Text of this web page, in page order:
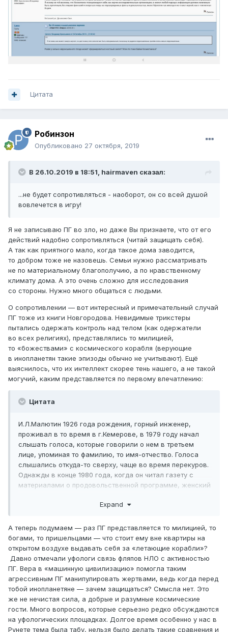
Цитата
Робинзон
Опубликовано 27 октября, 2019
В 26.10.2019 в 18:51, hairmaven сказал:
...не будет сопротивляться - наоборот, он со всей душой
вовлечется в игру!
Я не записываю ПГ во зло, но даже Вы признаете, что от его
действий надобно сопротивляться (читай защищать себя).
А так как приятного мало, когда такое дома заводится,
то добром тоже не назовешь. Семьи нужно рассматривать
не по материальному благополучию, а по нравственному
климату дома. А это очень сложно для исследования
со стороны. Нужно много общаться с людьми.
О сопротивлении — вот интересный и примечательный случай
ПГ тоже из книги Новгородова. Невидимые трикстеры
пытались одержать контроль над телом (как одержатели
во всех религиях), представлялись то милицией,
то «божествами» с космического корабля (верующие
в инопланетян такие эпизоды обычно не учитывают). Ещё
выяснилось, что их интеллект скорее тень нашего, а не такой
могучий, каким представляется по первому впечатлению:
Цитата
И.Л.Малютин 1926 года рождения, горный инженер,
проживал в то время в г.Кемерове, в 1979 году начал
слышать голоса, которые говорили о нем в третьем
лице, упоминая то фамилию, то имя-отчество. Голоса
слышались откуда-то сверху, чаще во время перекуров.
Однажды в конце 1980 года, когда он читал газету с
материалами о продовольственной программе, женский
считаете, сможем мы выполнить решение съезда без
— никого. «А мы наблюдаем, как вы невнимательно
читаете, прыгая с одного на другое». С этого дня
начался в жизни Ивана Леонтьевича кошмар, длящийся
второй десяток лет.
На вопрос И.Л., кто они такие, чтобы за ним наблюдать,
голоса сказали, что это государственная тайна, и,
помявшись, добавили, что они из кемеровской милиции.
Представились они Юностью Большой и Юностью Малой
и потребовали от И.Л. клятву о неразглашении
государственных тайн, которые он будет знать, пройдя
соответствующие испытания. «Испытания» начались на
Expand
А теперь подумаем — раз ПГ представляется то милицией, то
богами, то пришельцами — что стоит ему вне квартиры на
открытом воздухе выдавать себя за «летающие корабли»?
Давно отмечали уфологи связь фляпов НЛО с активностью
ПГ. Вера в «машинную цивилизацию» помогла таким
агрессивным ПГ манипулировать жертвами, ведь когда перед
тобой инопланетяне — зачем защищаться? Смысла нет. Это
же не нечистая сила, а добрые и разумные космические
гости. Много вопросов, которые серьезно редко обсуждаются
на уфологических площадках. Долгое время особенно у нас в
Рунете тема была табу, нельзя было делать такие сравнения и